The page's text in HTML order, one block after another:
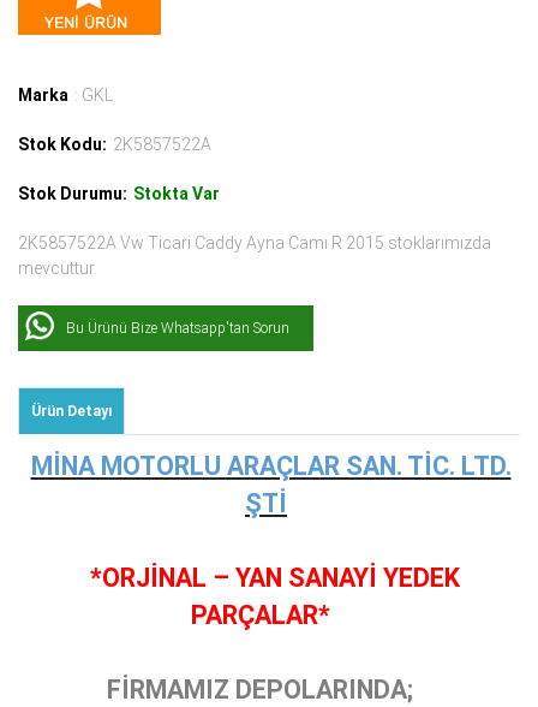
Marka : GKL
Stok Kodu: 2K5857522A
Stok Durumu: Stokta Var
2K5857522A Vw Ticari Caddy Ayna Camı R 2015 stoklarımızda
mevcuttur.
Bu Ürünü Bize Whatsapp'tan Sorun
Ürün Detayı
MİNA MOTORLU ARAÇLAR SAN. TİC. LTD.
ŞTİ
*ORJİNAL – YAN SANAYİ YEDEK
PARÇALAR*
FİRMAMIZ DEPOLARINDA;